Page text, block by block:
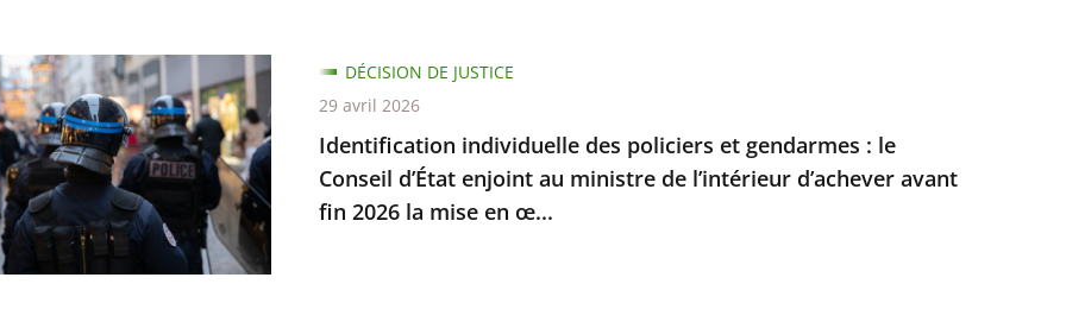
Identification individuelle des policiers et gendarmes : le
Conseil d’État enjoint au ministre de l’intérieur d’achever avant
fin 2026 la mise en œ...
DÉCISION DE JUSTICE
29 avril 2026